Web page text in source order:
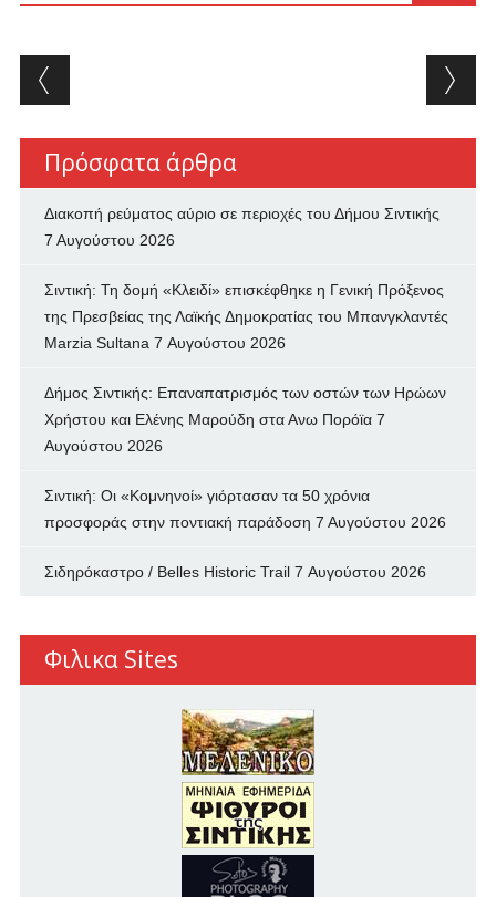
Post navigation
Πρόσφατα άρθρα
Διακοπή ρεύματος αύριο σε περιοχές του Δήμου Σιντικής
7 Αυγούστου 2026
Σιντική: Τη δομή «Κλειδί» επισκέφθηκε η Γενική Πρόξενος
της Πρεσβείας της Λαϊκής Δημοκρατίας του Μπανγκλαντές
Marzia Sultana 7 Αυγούστου 2026
Δήμος Σιντικής: Επαναπατρισμός των oστών των Ηρώων
Χρήστου και Ελένης Μαρούδη στα Ανω Πορόϊα 7
Αυγούστου 2026
Σιντική: Οι «Κομνηνοί» γιόρτασαν τα 50 χρόνια
προσφοράς στην ποντιακή παράδοση 7 Αυγούστου 2026
Σιδηρόκαστρο / Belles Historic Trail 7 Αυγούστου 2026
Φιλικα Sites